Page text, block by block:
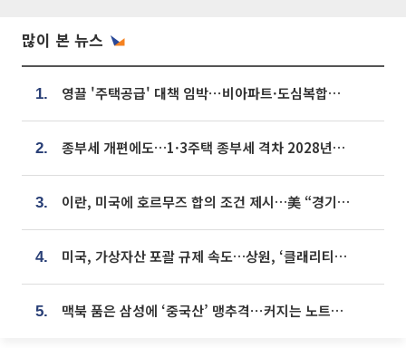
많이 본 뉴스
1. 영끌 '주택공급' 대책 임박⋯비아파트·도심복합까지 총동원
2. 종부세 개편에도…1·3주택 종부세 격차 2028년부터 확대
3. 이란, 미국에 호르무즈 합의 조건 제시…美 “경기 아직 안 끝나” [종합]
4. 미국, 가상자산 포괄 규제 속도…상원, ‘클래리티법’ 9월 절차투표 추진
5. 맥북 품은 삼성에 ‘중국산’ 맹추격⋯커지는 노트북 OLED 시장